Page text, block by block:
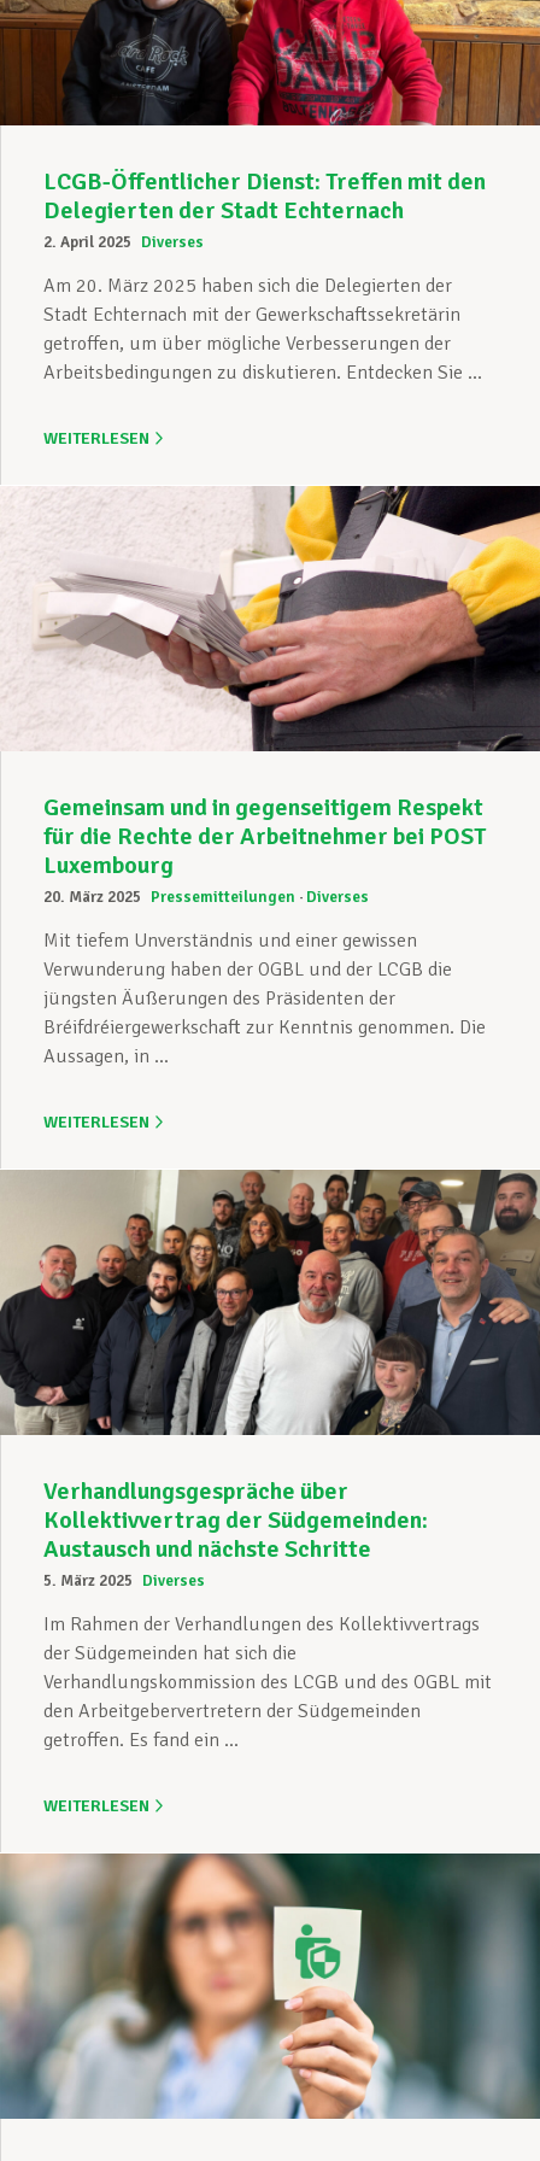
Unterstützung im Privatleben
Mitglied werden
Aktuell
LCGB-Öffentlicher Dienst: Treffen mit den
Delegierten der Stadt Echternach
2. April 2025 Diverses
Am 20. März 2025 haben sich die Delegierten der
Stadt Echternach mit der Gewerkschaftssekretärin
getroffen, um über mögliche Verbesserungen der
Arbeitsbedingungen zu diskutieren. Entdecken Sie ...
WEITERLESEN
Gemeinsam und in gegenseitigem Respekt
für die Rechte der Arbeitnehmer bei POST
Luxembourg
20. März 2025 Pressemitteilungen Diverses
Mit tiefem Unverständnis und einer gewissen
Verwunderung haben der OGBL und der LCGB die
jüngsten Äußerungen des Präsidenten der
Bréifdréiergewerkschaft zur Kenntnis genommen. Die
Aussagen, in ...
WEITERLESEN
Verhandlungsgespräche über
Kollektivvertrag der Südgemeinden:
Austausch und nächste Schritte
5. März 2025 Diverses
Im Rahmen der Verhandlungen des Kollektivvertrags
der Südgemeinden hat sich die
Verhandlungskommission des LCGB und des OGBL mit
den Arbeitgebervertretern der Südgemeinden
getroffen. Es fand ein ...
WEITERLESEN